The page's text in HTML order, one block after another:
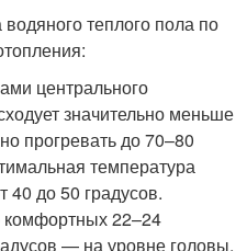
теплого пола по
центрального
значительно меньше
прогревать до 70–80
температура
40 до 50 градусов.
комфортных 22–24
— на уровне головы.